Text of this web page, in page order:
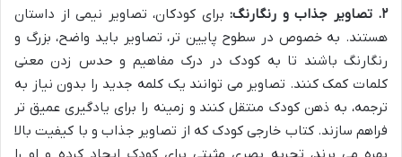
۲. تصاویر جذاب و رنگارنگ:
برای کودکان، تصاویر نیمی از داستان
هستند. به خصوص در سطوح پایین تر، تصاویر باید واضح، بزرگ و
رنگارنگ باشند تا به کودک در درک مفاهیم و حدس زدن معنی
کلمات کمک کنند. تصاویر می توانند یک کلمه جدید را بدون نیاز به
ترجمه، به ذهن کودک منتقل کنند و زمینه را برای یادگیری عمیق تر
فراهم سازند. کتاب خارجی کودک که از تصاویر جذاب و با کیفیت بالا